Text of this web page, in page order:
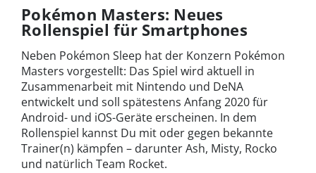
Pokémon Masters: Neues
Rollenspiel für Smartphones
Neben Pokémon Sleep hat der Konzern Pokémon
Masters vorgestellt: Das Spiel wird aktuell in
Zusammenarbeit mit Nintendo und DeNA
entwickelt und soll spätestens Anfang 2020 für
Android- und iOS-Geräte erscheinen. In dem
Rollenspiel kannst Du mit oder gegen bekannte
Trainer(n) kämpfen – darunter Ash, Misty, Rocko
und natürlich Team Rocket.